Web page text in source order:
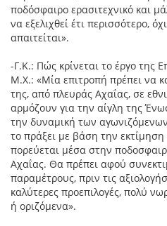
ποδόσφαιρο ερασιτεχνικό και
να εξελιχθεί έτι περισσότερο,
απαιτείται».
-Γ.Κ.: Πώς κρίνεται το έργο της
Μ.Χ.: «Μία επιτροπή πρέπει να
της, από πλευράς Αχαΐας, σε
αρμόζουν για την αίγλη της
την δυναμική των
το πράξει με βάση την εκτίμηση
πορεύεται μέσα στην
Αχαΐας. Θα πρέπει αφού
παραμέτρους, πριν τις
καλύτερες προεπιλογές, πολύ
ή οριζόμενα».